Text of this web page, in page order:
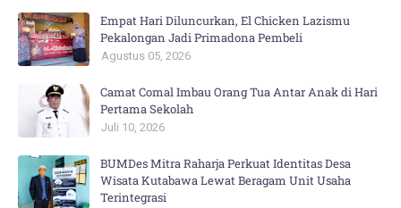
Empat Hari Diluncurkan, El Chicken Lazismu
Pekalongan Jadi Primadona Pembeli
Agustus 05, 2026
Camat Comal Imbau Orang Tua Antar Anak di Hari
Pertama Sekolah
Juli 10, 2026
BUMDes Mitra Raharja Perkuat Identitas Desa
Wisata Kutabawa Lewat Beragam Unit Usaha
Terintegrasi